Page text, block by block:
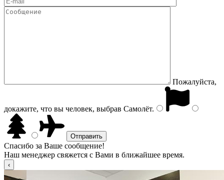
Пожалуйста,
докажите, что вы человек, выбрав Самолёт.
Спасибо за Ваше сообщение!
Наш менеджер свяжется с Вами в ближайшее время.